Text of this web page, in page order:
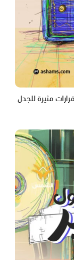
مثيرة للجدل